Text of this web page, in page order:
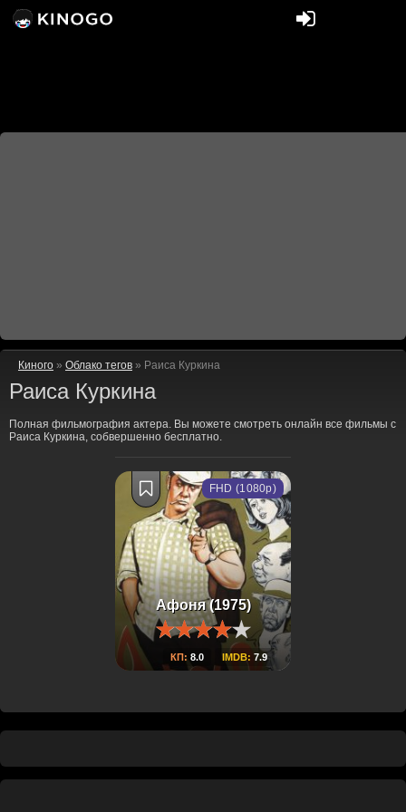
Киного » Облако тегов » Раиса Куркина
Раиса Куркина
Полная фильмография актера. Вы можете смотреть онлайн все фильмы с
Раиса Куркина, собвершенно бесплатно.
Афоня (1975)
КП: 8.0 IMDB: 7.9
FHD (1080p)